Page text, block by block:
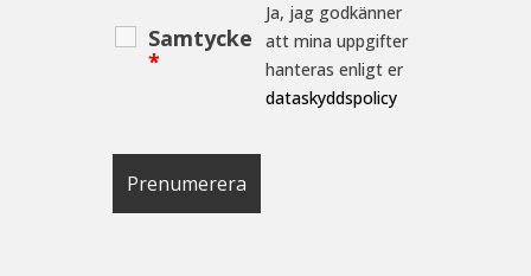
Samtycke
*
Ja, jag godkänner
att mina uppgifter
hanteras enligt er
dataskyddspolicy